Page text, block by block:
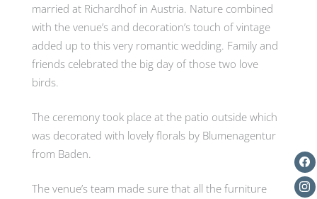
married at Richardhof in Austria. Nature combined
with the venue’s and decoration’s touch of vintage
added up to this very romantic wedding. Family and
friends celebrated the big day of those two love
birds.
The ceremony took place at the patio outside which
was decorated with lovely florals by Blumenagentur
from Baden.
The venue’s team made sure that all the furniture